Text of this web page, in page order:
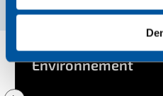
Environnement